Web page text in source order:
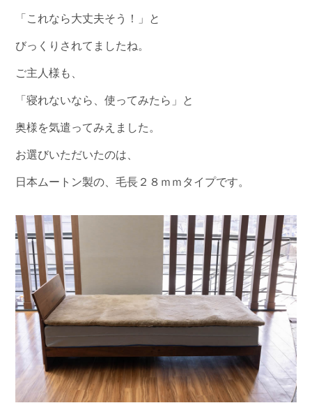
「これなら大丈夫そう！」と
びっくりされてましたね。
ご主人様も、
「寝れないなら、使ってみたら」と
奥様を気遣ってみえました。
お選びいただいたのは、
日本ムートン製の、毛長２８ｍｍタイプです。